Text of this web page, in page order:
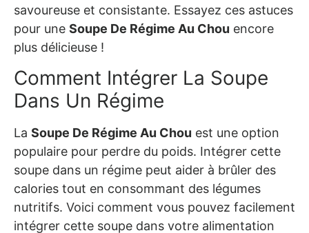
savoureuse et consistante. Essayez ces astuces
pour une Soupe De Régime Au Chou encore
plus délicieuse !
Comment Intégrer La Soupe
Dans Un Régime
La Soupe De Régime Au Chou est une option
populaire pour perdre du poids. Intégrer cette
soupe dans un régime peut aider à brûler des
calories tout en consommant des légumes
nutritifs. Voici comment vous pouvez facilement
intégrer cette soupe dans votre alimentation